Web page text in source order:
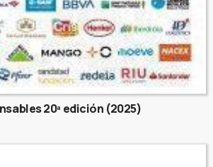
20ª edición (2025)